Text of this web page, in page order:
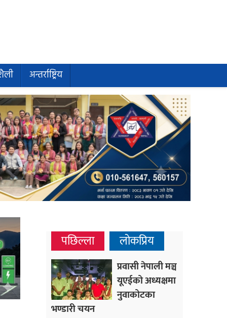
अन्तर्राष्ट्रिय
पछिल्ला लोकप्रिय
प्रवासी नेपाली मञ्च
यूएईको अध्यक्षमा
नुवाकोटका
भण्डारी चयन